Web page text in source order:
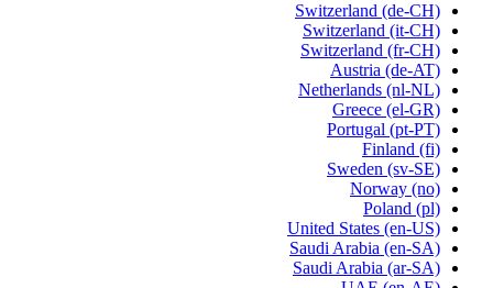
Switzerland (de-CH)
Switzerland (it-CH)
Switzerland (fr-CH)
Austria (de-AT)
Netherlands (nl-NL)
Greece (el-GR)
Portugal (pt-PT)
Finland (fi)
Sweden (sv-SE)
Norway (no)
Poland (pl)
United States (en-US)
Saudi Arabia (en-SA)
Saudi Arabia (ar-SA)